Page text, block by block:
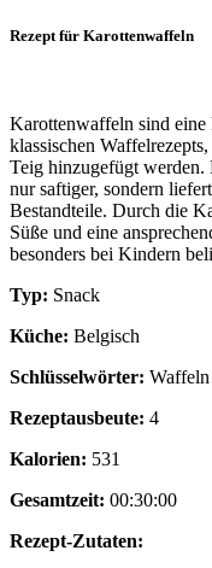
Rezept für Karottenwaffeln
Karottenwaffeln sind eine
klassischen
Teig hinzugefügt werden.
nur saftiger, sondern
Bestandteile. Durch die
Süße und eine
besonders bei Kindern
Typ: Snack
Küche: Belgisch
Schlüsselwörter: Waffeln
Rezeptausbeute: 4
Kalorien: 531
Gesamtzeit: 00:30:00
Rezept-Zutaten: